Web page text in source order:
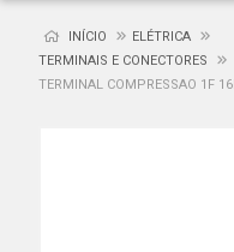
INÍCIO
ELÉTRICA
TERMINAIS E CONECTORES
TERMINAL COMPRESSAO 1F